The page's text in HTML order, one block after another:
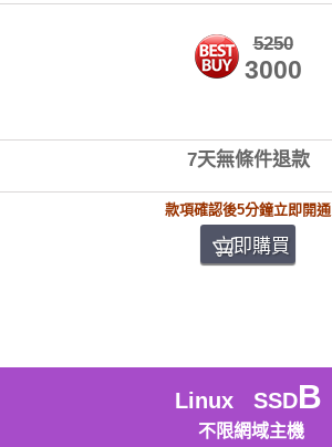
5250
3000
7天無條件退款
款項確認後5分鐘立即開通
立即購買
Linux SSDB
不限網域主機